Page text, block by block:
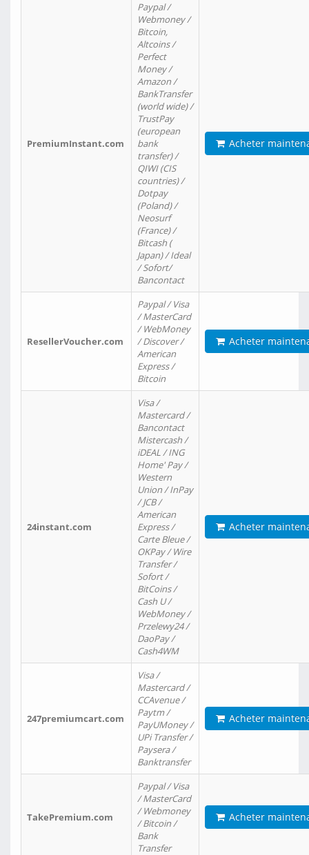
PremiumInstant.com
Paypal /
Webmoney /
Bitcoin,
Altcoins /
Perfect
Money /
Amazon /
BankTransfer
(world wide) /
TrustPay
(european
bank
transfer) /
QIWI (CIS
countries) /
Dotpay
(Poland) /
Neosurf
(France) /
Bitcash (
Japan) / Ideal
/ Sofort/
Bancontact
Acheter
ResellerVoucher.com
Paypal / Visa
/ MasterCard
/ WebMoney
/ Discover /
American
Express /
Bitcoin
Acheter
24instant.com
Visa /
Mastercard /
Bancontact
Mistercash /
iDEAL / ING
Home' Pay /
Western
Union / InPay
/ JCB /
American
Express /
Carte Bleue /
OKPay / Wire
Transfer /
Sofort /
BitCoins /
Cash U /
WebMoney /
Przelewy24 /
DaoPay /
Cash4WM
Acheter
247premiumcart.com
Visa /
Mastercard /
CCAvenue /
Paytm /
PayUMoney /
UPi Transfer /
Paysera /
Banktransfer
Acheter
TakePremium.com
Paypal / Visa
/ MasterCard
/ Webmoney
/ Bitcoin /
Bank
Transfer
Acheter